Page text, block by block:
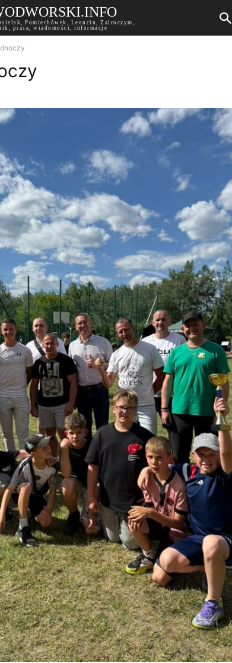
Pomiechówek, Leoncin, Zalroczym,
prasa, wiadomości, informacje